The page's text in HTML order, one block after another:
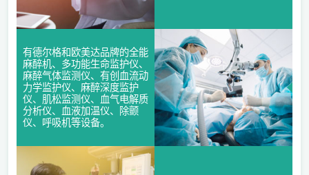
有德尔格和欧美达品牌的全能
麻醉机、多功能生命监护仪、
麻醉气体监测仪、有创血流动
力学监护仪、麻醉深度监护
仪、肌松监测仪、血气电解质
分析仪、血液加温仪、除颤
仪、呼吸机等设备。